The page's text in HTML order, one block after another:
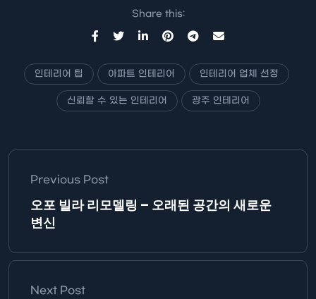
Share this:
인테리어 팁 아파트 인테리어 인테리어 업체 선정
신뢰할 수 있는 인테리어 광주 인테리어
Previous Post
오포 빌라 리모델링 – 오래된 공간의 새로운
변신
Next Post